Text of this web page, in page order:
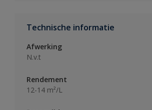
Technische informatie
Afwerking
N.v.t
Rendement
12-14 m²/L